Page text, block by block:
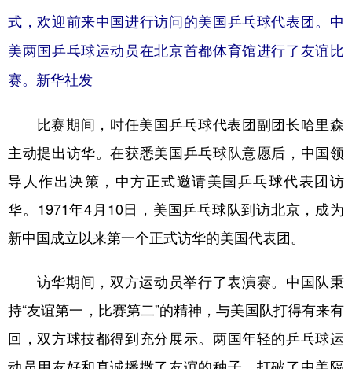
式，欢迎前来中国进行访问的美国乒乓球代表团。中
美两国乒乓球运动员在北京首都体育馆进行了友谊比
赛。新华社发
比赛期间，时任美国乒乓球代表团副团长哈里森
主动提出访华。在获悉美国乒乓球队意愿后，中国领
导人作出决策，中方正式邀请美国乒乓球代表团访
华。1971年4月10日，美国乒乓球队到访北京，成为
新中国成立以来第一个正式访华的美国代表团。
访华期间，双方运动员举行了表演赛。中国队秉
持“友谊第一，比赛第二”的精神，与美国队打得有来有
回，双方球技都得到充分展示。两国年轻的乒乓球运